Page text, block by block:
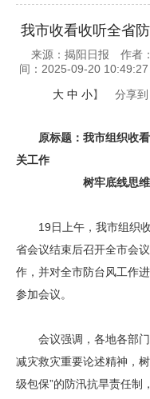
我市收看收听全省
来源：揭阳日报 作者：
间：2025-09-20 10:49:27
大 中 小】 分享到
原标题：我市组织收看
关工作
树牢底线思
19日上午，我市组织收
省会议结束后召开全市会
作，并对全市防台风工作
参加会议。
会议强调，各地各部门
减灾救灾重要论述精神，
级包保”的防汛抗旱责任制